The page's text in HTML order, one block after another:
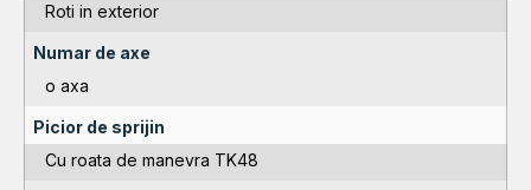
Roti in exterior
Numar de axe
o axa
Picior de sprijin
Cu roata de manevra TK48